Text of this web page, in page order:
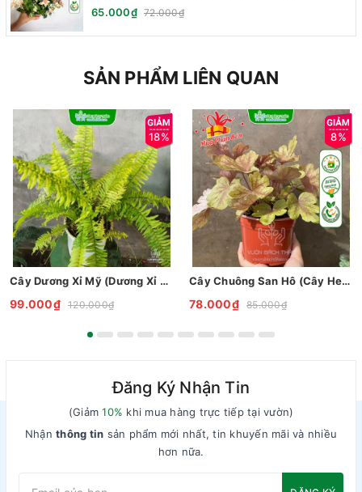
65.000₫ 72.000₫
SẢN PHẨM LIÊN QUAN
18%
Cây Dương Xỉ Mỹ (Dương Xỉ Vàng)
99.000₫ 120.000₫
8%
Cây Chuông San Hô (Cây Heuchera)
78.000₫ 85.000₫
Đăng Ký Nhận Tin
(Giảm10% khi mua hàng trực tiếp tại vườn)
Nhậnthông tin sản phẩm mới nhất, tin khuyến mãi và nhiều
hơn nữa.